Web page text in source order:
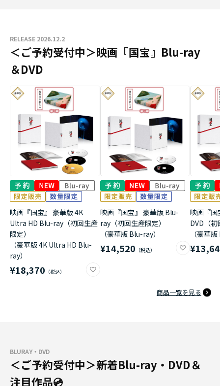
RELEASE 2026.12.2
＜ご予約受付中＞映画『国宝』Blu-ray
＆DVD
映画『国宝』 豪華版 4K
Ultra HD Blu-ray（初回生産
限定）
（豪華版 4K Ultra HD Blu-
ray）
¥18,370
映画『国宝』 豪華版 Blu-
ray（初回生産限定）
（豪華版 Blu-ray）
¥14,520
映画『国
DVD（
（豪華
商品一覧を見る
BLURAY・DVD
＜ご予約受付中＞新着Blu-ray・DVD＆
注目作品💿